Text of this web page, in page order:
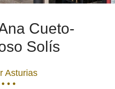
Cueto-
Solís
Asturias
• •